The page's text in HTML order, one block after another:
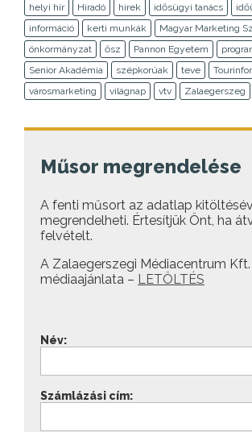
helyi hír
Híradó hírek idősügyi tanács
információ
kerti munkák
Magyar Marketing
önkormányzat
ősz Pannon Egyetem
Senior Akadémia
szépkorúak teve
városmarketing
világnap vtv Zalaegerszeg
Műsor megrendelése
A fenti műsort az adatlap
megrendelheti. Értesítjük Önt, ha
felvételt.
A Zalaegerszegi Médiacentrum Kft.
médiaajánlata – LETÖLTÉS
Név:
Számlázási cím: